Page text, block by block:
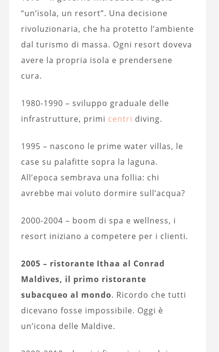
“un’isola, un resort”. Una decisione
rivoluzionaria, che ha protetto l’ambiente
dal turismo di massa. Ogni resort doveva
avere la propria isola e prendersene
cura.
1980-1990 – sviluppo graduale delle
infrastrutture, primi centri diving.
1995 – nascono le prime water villas, le
case su palafitte sopra la laguna.
All’epoca sembrava una follia: chi
avrebbe mai voluto dormire sull’acqua?
2000-2004 – boom di spa e wellness, i
resort iniziano a competere per i clienti.
2005 – ristorante Ithaa al Conrad
Maldives, il primo ristorante
subacqueo al mondo. Ricordo che tutti
dicevano fosse impossibile. Oggi è
un’icona delle Maldive.